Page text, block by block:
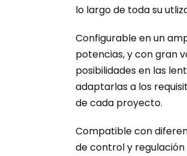
lo largo de toda su
Configurable en un
potencias, y con gran
posibilidades en las
adaptarlas a los
de cada proyecto.
Compatible con
de control y